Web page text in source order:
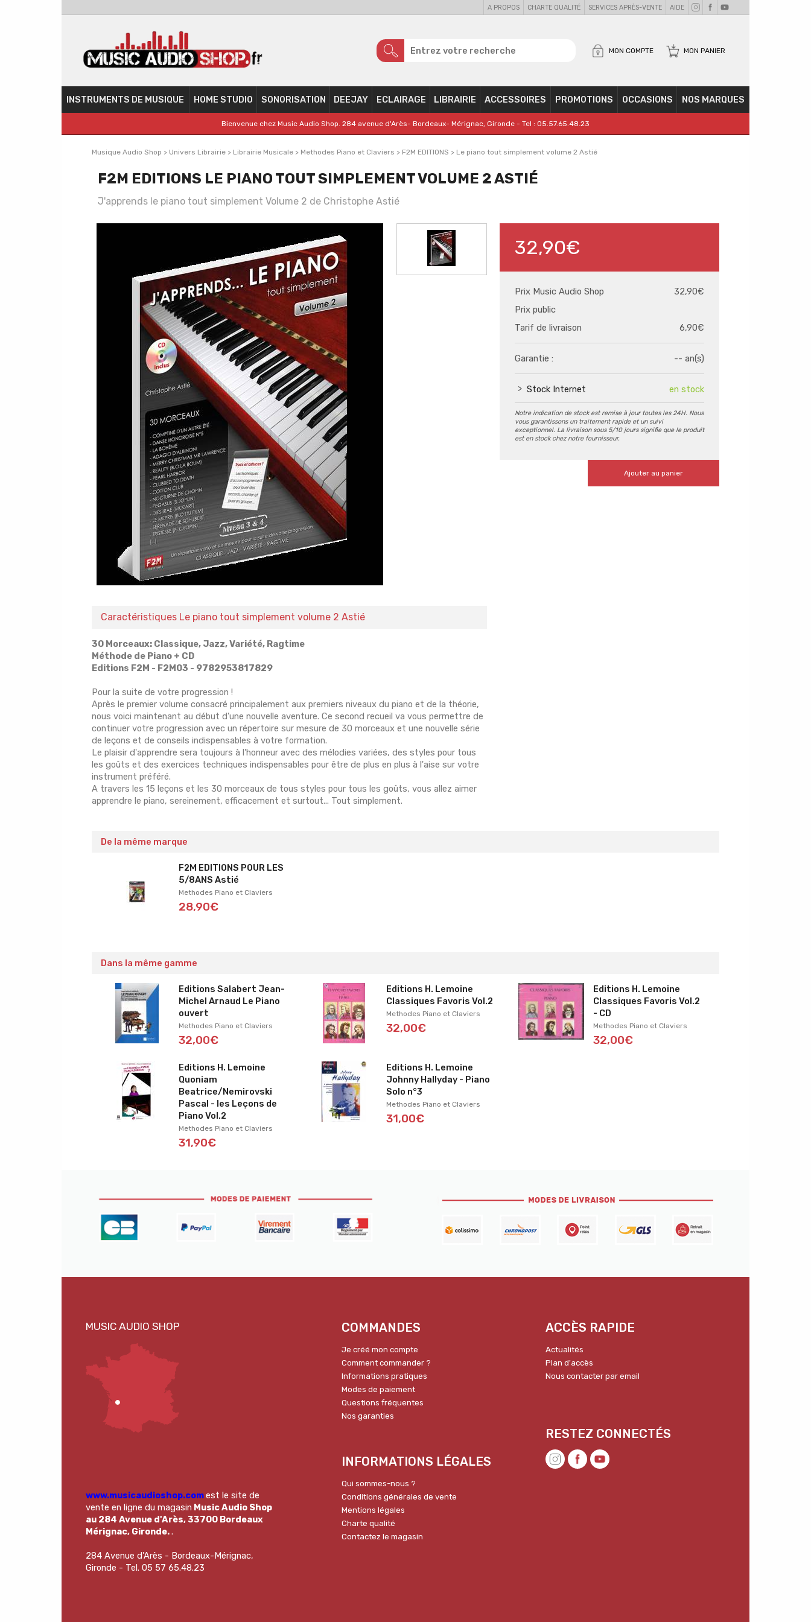
A PROPOS CHARTE QUALITÉ SERVICES APRÈS-VENTE AIDE
MON PANIER
MON COMPTE
INSTRUMENTS DE MUSIQUE HOME STUDIO SONORISATION DEEJAY ECLAIRAGE LIBRAIRIE ACCESSOIRES PROMOTIONS OCCASIONS NOS MARQUES
Bienvenue chez Music Audio Shop. 284 avenue d'Arès- Bordeaux- Mérignac, Gironde - Tel : 05.57.65.48.23
Musique Audio Shop > Univers Librairie > Librairie Musicale > Methodes Piano et Claviers > F2M EDITIONS > Le piano tout simplement volume 2 Astié
F2M EDITIONS LE PIANO TOUT SIMPLEMENT VOLUME 2 ASTIÉ
J'apprends le piano tout simplement Volume 2 de Christophe Astié
32,90€
Prix Music Audio Shop
32,90€
Prix public
Tarif de livraison
6,90€
Garantie : -- an(s)
Stock Internet en stock
Notre indication de stock est remise à jour toutes les 24H. Nous
vous garantissons un traitement rapide et un suivi
exceptionnel. La livraison sous 5/10 jours signifie que le produit
est en stock chez notre fournisseur.
Ajouter au panier
Caractéristiques Le piano tout simplement volume 2 Astié
30 Morceaux: Classique, Jazz, Variété, Ragtime
Méthode de Piano + CD
Editions F2M - F2M03 - 9782953817829
Pour la suite de votre progression !
Après le premier volume consacré principalement aux premiers niveaux du piano et de la théorie,
nous voici maintenant au début d'une nouvelle aventure. Ce second recueil va vous permettre de
continuer votre progression avec un répertoire sur mesure de 30 morceaux et une nouvelle série
de leçons et de conseils indispensables à votre formation.
Le plaisir d'apprendre sera toujours à l'honneur avec des mélodies variées, des styles pour tous
les goûts et des exercices techniques indispensables pour être de plus en plus à l'aise sur votre
instrument préféré.
A travers les 15 leçons et les 30 morceaux de tous styles pour tous les goûts, vous allez aimer
apprendre le piano, sereinement, efficacement et surtout... Tout simplement.
De la même marque
F2M EDITIONS POUR LES
5/8ANS Astié
Methodes Piano et Claviers
28,90€
Dans la même gamme
Editions Salabert Jean-
Michel Arnaud Le Piano
ouvert
Methodes Piano et Claviers
32,00€
Editions H. Lemoine
Classiques Favoris Vol.2
Methodes Piano et Claviers
32,00€
Editions H. Lemoine
Classiques Favoris Vol.2
- CD
Methodes Piano et Claviers
32,00€
Editions H. Lemoine
Quoniam
Beatrice/Nemirovski
Pascal - les Leçons de
Piano Vol.2
Methodes Piano et Claviers
31,90€
Editions H. Lemoine
Johnny Hallyday - Piano
Solo n°3
Methodes Piano et Claviers
31,00€
www.musicaudioshop.comest le site de
vente en ligne du magasin Music Audio Shop
au 284 Avenue d'Arès, 33700 Bordeaux
Mérignac, Gironde..
284 Avenue d'Arès - Bordeaux-Mérignac,
Gironde - Tel. 05 57 65.48.23
COMMANDES
Je créé mon compte
Comment commander ?
Informations pratiques
Modes de paiement
Questions fréquentes
Nos garanties
INFORMATIONS LÉGALES
Qui sommes-nous ?
Conditions générales de vente
Mentions légales
Charte qualité
Contactez le magasin
ACCÈS RAPIDE
Actualités
Plan d'accès
Nous contacter par email